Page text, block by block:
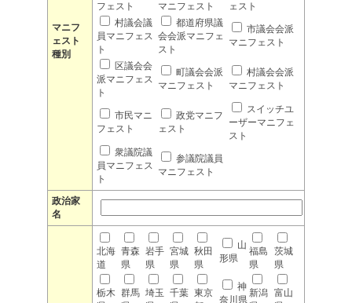
マニフ
ェスト
種別
フェスト
マニフェスト
ェスト
村議会議
員マニフェス
ト
都道府県議
会会派マニフェ
スト
市議会会派
マニフェスト
区議会会
派マニフェス
ト
町議会会派
マニフェスト
村議会会派
マニフェスト
市民マニ
フェスト
政党マニフ
ェスト
スイッチユ
ーザーマニフェ
スト
衆議院議
員マニフェス
ト
参議院議員
マニフェスト
政治家
名
北海
道
青森
県
岩手
県
宮城
県
秋田
県
山
形県
福島
県
茨城
県
栃木 群馬 埼玉 千葉 東京
神
奈川県
新潟 富山